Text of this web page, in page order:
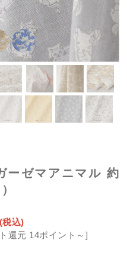
ーゼマアニマル 約
(税込)
還元 14ポイント～]